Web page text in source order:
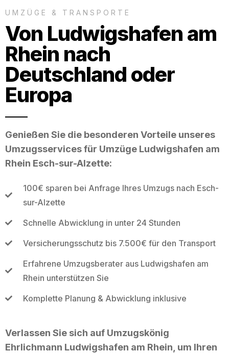
UMZÜGE & TRANSPORTE
Von Ludwigshafen am
Rhein nach
Deutschland oder
Europa
Genießen Sie die besonderen Vorteile unseres
Umzugsservices für Umzüge Ludwigshafen am
Rhein Esch-sur-Alzette:
100€ sparen bei Anfrage Ihres Umzugs nach Esch-
sur-Alzette
Schnelle Abwicklung in unter 24 Stunden
Versicherungsschutz bis 7.500€ für den Transport
Erfahrene Umzugsberater aus Ludwigshafen am
Rhein unterstützen Sie
Komplette Planung & Abwicklung inklusive
Verlassen Sie sich auf Umzugskönig
Ehrlichmann Ludwigshafen am Rhein, um Ihren